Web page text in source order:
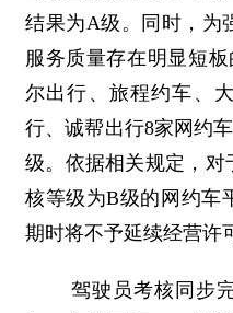
结果为A级。同时，为
服务质量存在明显短
尔出行、旅程约车、
行、诚帮出行8家网约
级。依据相关规定，
核等级为B级的网约车
期时将不予延续经营许
驾驶员考核同步